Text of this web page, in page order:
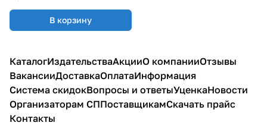
В корзину
КаталогИздательстваАкцииО компанииОтзывы
ВакансииДоставкаОплатаИнформация
Система скидокВопросы и ответыУценкаНовости
Организаторам СППоставщикамСкачать прайс
Контакты